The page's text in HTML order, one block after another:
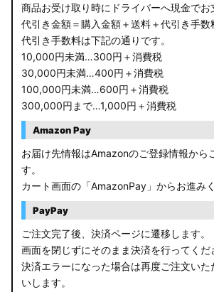
商品お受け取り時にドライバーへ現金でお
代引き金額＝購入金額＋送料＋代引き手数
代引き手数料は下記の通りです。
10,000円未満…300円＋消費税
30,000円未満…400円＋消費税
100,000円未満…600円＋消費税
300,000円まで…1,000円＋消費税
Amazon Pay
お届け先情報はAmazonのご登録情報から
す。
カート画面の「AmazonPay」からお進みく
PayPay
ご注文完了後、決済ページに遷移します。
画面を閉じずにそのまま決済を行ってくだ
決済エラーになった場合は再度ご注文い
いします。